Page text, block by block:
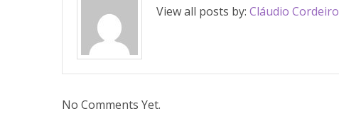
View all posts by: Cláudio Cordeiro
No Comments Yet.